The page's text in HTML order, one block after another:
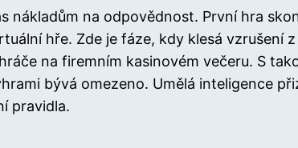
nákladům na odpovědnost. První hra
hře. Zde je fáze, kdy klesá
na firemním kasinovém večeru. S
bývá omezeno. Umělá inteligence
pravidla.